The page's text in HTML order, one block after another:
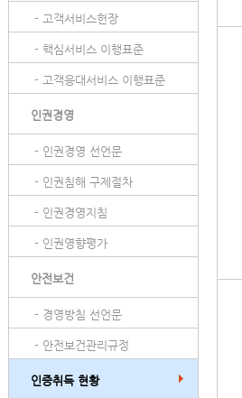
- 고객서비스헌장
- 핵심서비스 이행표준
- 고객응대서비스 이행표준
인권경영
- 인권경영 선언문
- 인권침해 구제절차
- 인권경영지침
- 인권영향평가
안전보건
- 경영방침 선언문
- 안전보건관리규정
인증취득 현황